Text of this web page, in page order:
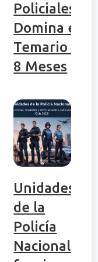
Policiales:
Domina el
Temario en
8 Meses
Unidades
de la
Policía
Nacional: